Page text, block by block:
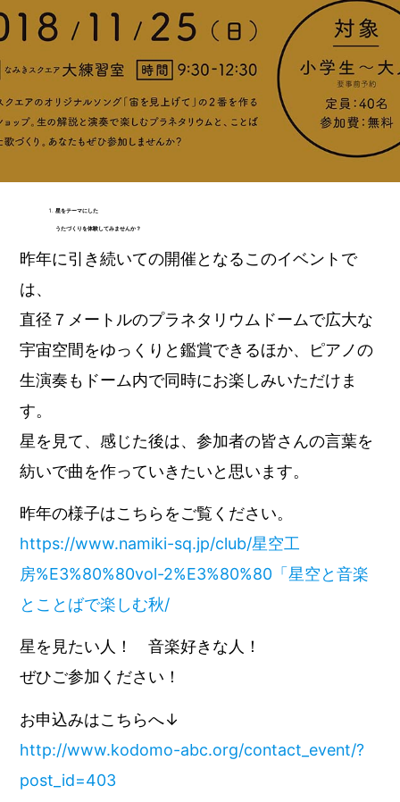
星をテーマにした
うたづくりを体験してみませんか？
昨年に引き続いての開催となるこのイベントで
は、
直径７メートルのプラネタリウムドームで広大な
宇宙空間をゆっくりと鑑賞できるほか、ピアノの
生演奏もドーム内で同時にお楽しみいただけま
す。
星を見て、感じた後は、参加者の皆さんの言葉を
紡いで曲を作っていきたいと思います。
昨年の様子はこちらをご覧ください。
https://www.namiki-sq.jp/club/星空工
房%E3%80%80vol-2%E3%80%80「星空と音楽
とことばで楽しむ秋/
星を見たい人！ 音楽好きな人！
ぜひご参加ください！
お申込みはこちらへ↓
http://www.kodomo-abc.org/contact_event/?
post_id=403